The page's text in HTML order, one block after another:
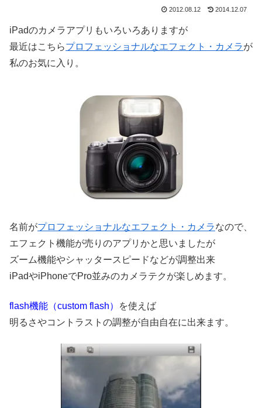
2012.08.12 2014.12.07
iPadのカメラアプリもいろいろありますが
最近はこちらプロフェッショナルなエフェクト・カメラが
私のお気に入り。
名前がプロフェッショナルなエフェクト・カメラなので、
エフェクト機能が売りのアプリかと思いましたが
ズーム機能やシャッタースピードなどが調整出来
iPadやiPhoneでPro並みのカメラテクが楽しめます。
flash機能（custom flash）
を使えば
明るさやコントラストの調整が自由自在に出来ます。